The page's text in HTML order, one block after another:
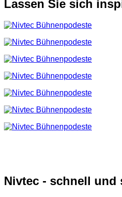
Lassen Sie sich
Nivtec - schnell und